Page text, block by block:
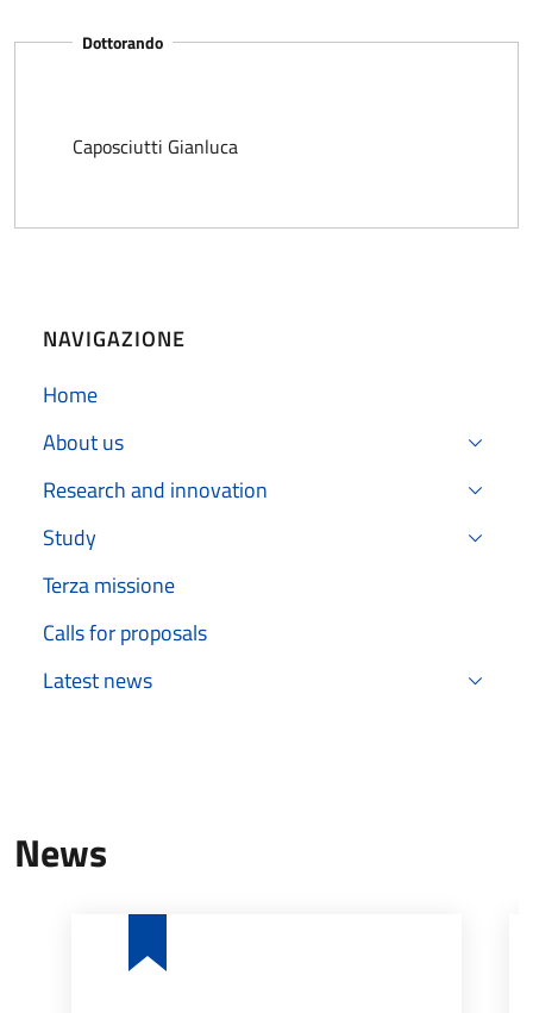
Dottorando
Caposciutti Gianluca
NAVIGAZIONE
Home
About us
Research and innovation
Study
Terza missione
Calls for proposals
Latest news
News